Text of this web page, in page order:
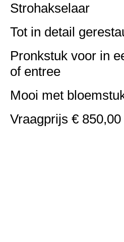
Strohakselaar
Tot in detail
Pronkstuk voor in
of entree
Mooi met
Vraagprijs €